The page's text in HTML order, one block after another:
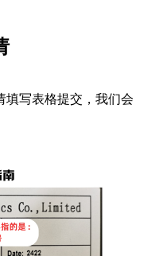
填写表格提交，我们会